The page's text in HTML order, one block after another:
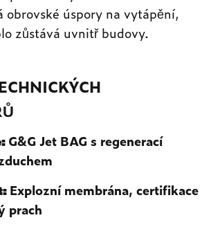
obrovské úspory na vytápění,
zůstává uvnitř budovy.
G&G Jet BAG s regenerací
Explozní membrána, certifikace
prach